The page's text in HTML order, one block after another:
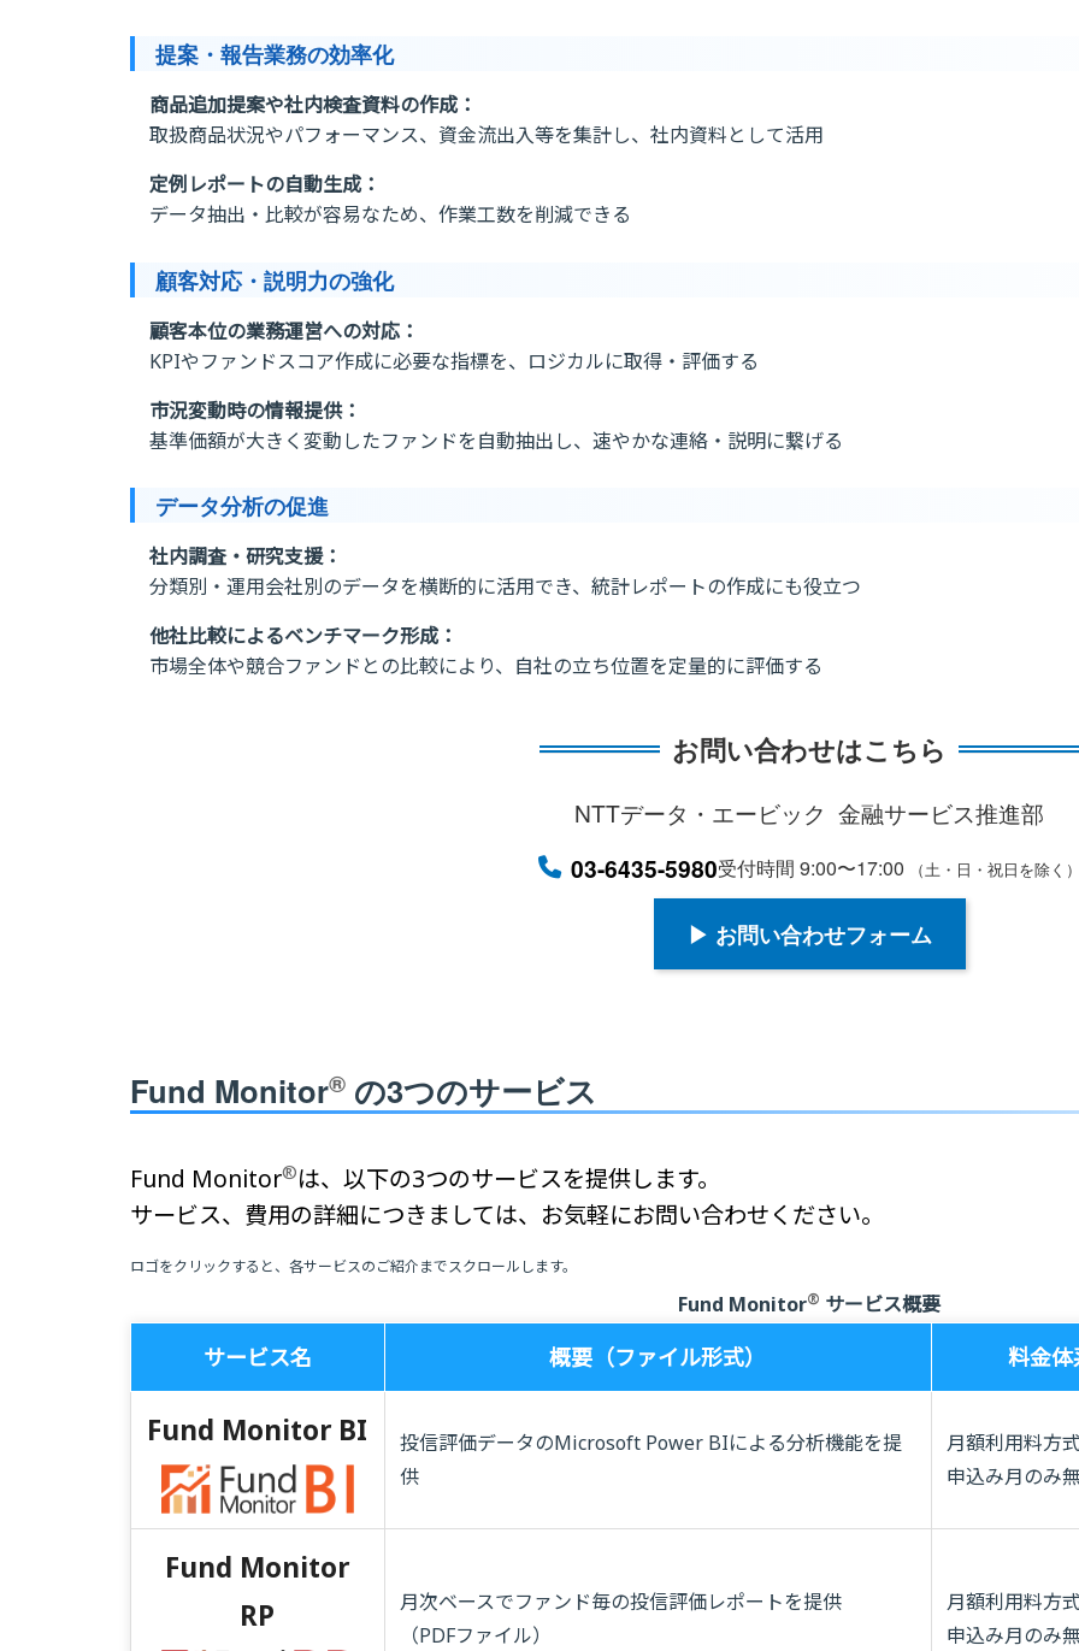
提案・報告業務の効率化
商品追加提案や社内検査資料の作成：
取扱商品状況やパフォーマンス、資金流出入等を集計し、社内資料として活用
定例レポートの自動生成：
データ抽出・比較が容易なため、作業工数を削減できる
顧客対応・説明力の強化
顧客本位の業務運営への対応：
KPIやファンドスコア作成に必要な指標を、ロジカルに取得・評価する
市況変動時の情報提供：
基準価額が大きく変動したファンドを自動抽出し、速やかな連絡・説明に繋げる
データ分析の促進
社内調査・研究支援：
分類別・運用会社別のデータを横断的に活用でき、統計レポートの作成にも役立つ
他社比較によるベンチマーク形成：
市場全体や競合ファンドとの比較により、自社の立ち位置を定量的に評価する
お問い合わせはこちら
NTTデータ・エービック 金融サービス推進部
03-6435-5980受付時間 9:00〜17:00 （土・日・祝日を除く
▶ お問い合わせフォーム
Fund Monitor®の3つのサービス
Fund Monitor®は、以下の3つのサービスを提供します。
サービス、費用の詳細につきましては、お気軽にお問い合わせください。
ロゴをクリックすると、各サービスのご紹介までスクロールします。
Fund Monitor® サービス概要
サービス名 概要（ファイル形式） 料金体
Fund Monitor BI
投信評価データのMicrosoft Power BIによる分析機能を提
供
月額利用料方
申込み月のみ
Fund Monitor
RP
月次ベースでファンド毎の投信評価レポートを提供
（PDFファイル）
月額利用料方
申込み月のみ